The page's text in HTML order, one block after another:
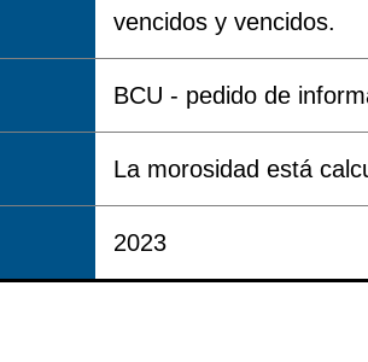
vencidos y vencidos.
BCU - pedido de
La morosidad está
2023